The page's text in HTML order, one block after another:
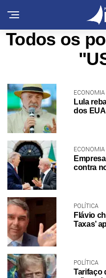
Todos os
ECONOMIA
Lula
dos
ECONOMIA
contra
POLÍTICA
Flávio
Taxas’
POLÍTICA
Tarifaço